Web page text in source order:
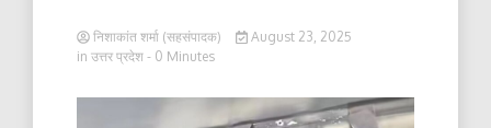
निशाकांत शर्मा (सहसंपादक)
August 23, 2025
in उत्तर प्रदेश - 0 Minutes